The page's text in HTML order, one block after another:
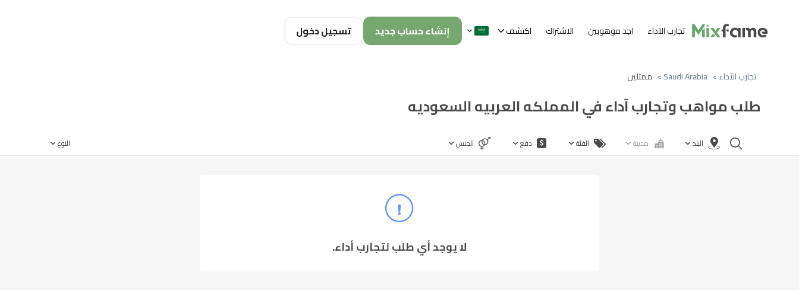
تجارب الآداء اجد موهوبين الاشتراك اكتشف إنشاء حساب جديد تسجيل دخول
تجارب الآداء > Saudi Arabia > ممثلين
طلب مواهب وتجارب آداء في المملكه العربيه السعوديه
البلد مدينة الفئة دفع الجنس النوع
لا يوجد أي طلب لتجارب أداء.